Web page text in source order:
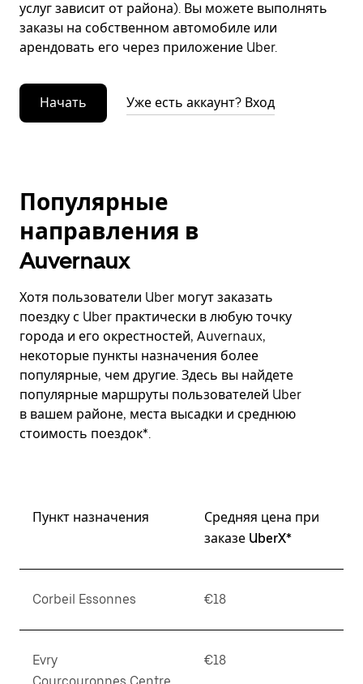
услуг зависит от района). Вы можете выполнять
заказы на собственном автомобиле или
арендовать его через приложение Uber.
Начать Уже есть аккаунт? Вход
Популярные
направления в
Auvernaux
Хотя пользователи Uber могут заказать
поездку с Uber практически в любую точку
города и его окрестностей, Auvernaux,
некоторые пункты назначения более
популярные, чем другие. Здесь вы найдете
популярные маршруты пользователей Uber
в вашем районе, места высадки и среднюю
стоимость поездок*.
Пункт назначения
Средняя цена при
заказе UberX*
Corbeil Essonnes €18
Evry
€18